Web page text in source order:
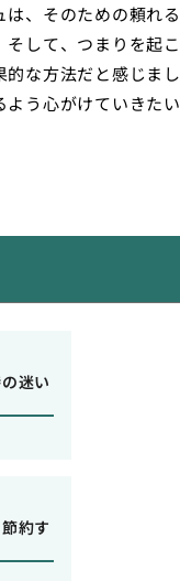
、そのための頼れる
して、つまりを起こ
な方法だと感じまし
う心がけていきたい
迷い
約す